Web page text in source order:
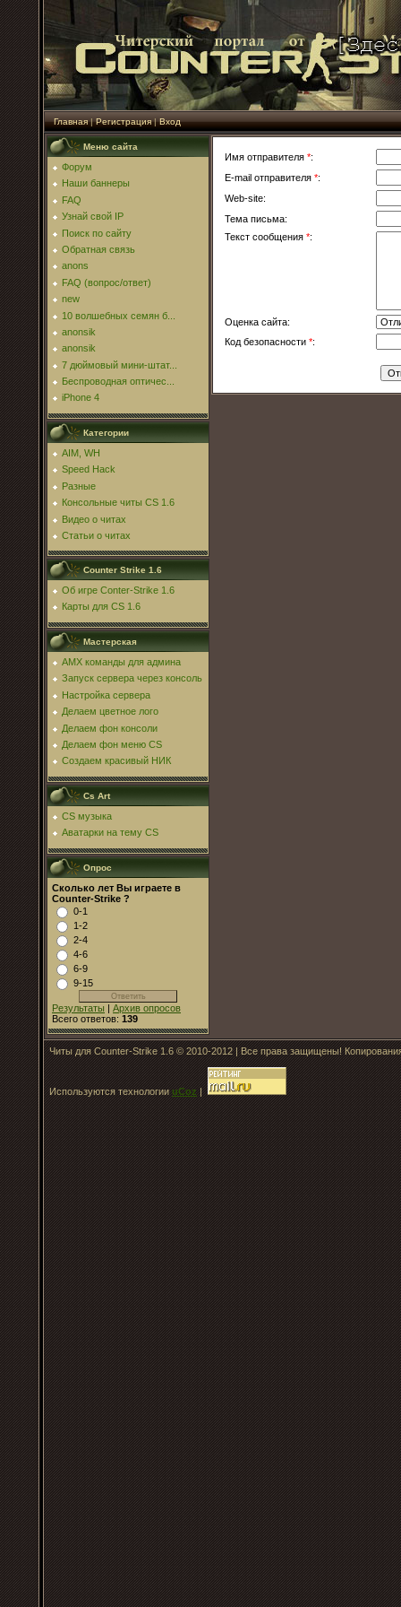
Главная|Регистрация|Вход
Меню сайта
Форум
Наши баннеры
FAQ
Узнай свой IP
Поиск по сайту
Обратная связь
anons
FAQ (вопрос/ответ)
new
10 волшебных семян б...
anonsik
anonsik
7 дюймовый мини-штат...
Беспроводная оптичес...
iPhone 4
Категории
AIM, WH
Speed Hack
Разные
Консольные читы CS 1.6
Видео о читах
Статьи о читах
Counter Strike 1.6
Об игре Conter-Strike 1.6
Карты для CS 1.6
Мастерская
AMX команды для админа
Запуск сервера через консоль
Настройка сервера
Делаем цветное лого
Делаем фон консоли
Делаем фон меню CS
Создаем красивый НИК
Cs Art
CS музыка
Аватарки на тему CS
Опрос
Сколько лет Вы играете в
Counter-Strike ?
0-1
1-2
2-4
4-6
6-9
9-15
Результаты | Архив опросов
Всего ответов: 139
Имя отправителя *:
E-mail отправителя *:
Web-site:
Тема письма:
Текст сообщения *:
Оценка сайта:
Код безопасности *:
Читы для Counter-Strike 1.6 © 2010-2012 | Все права защищены!
Используются технологииuCoz|